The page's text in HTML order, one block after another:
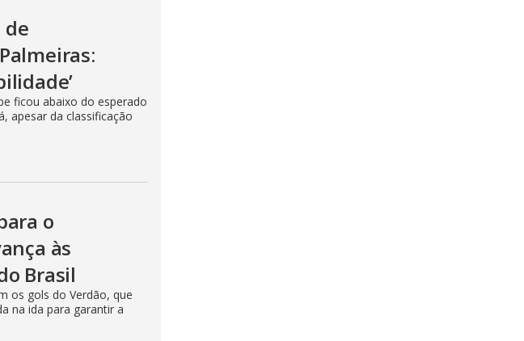
ficou abaixo do esperado
apesar da classificação
o
às
Brasil
os gols do Verdão, que
na ida para garantir a